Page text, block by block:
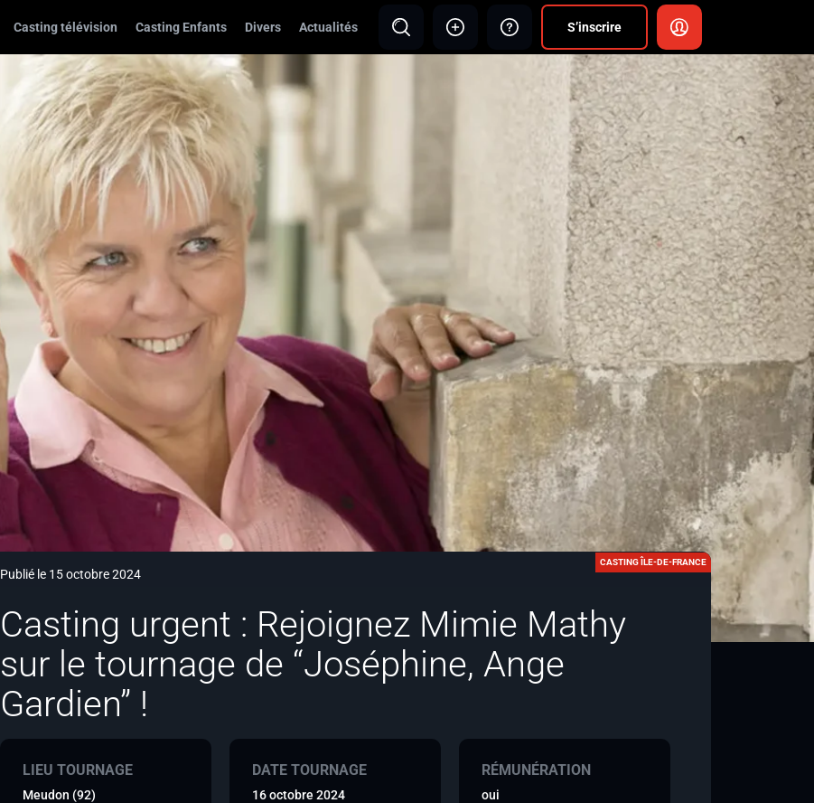
Casting télévision Casting Enfants Divers Actualités S’inscrire
Publié le 15 octobre 2024
CASTING ÎLE-DE-FRANCE
Casting urgent : Rejoignez Mimie Mathy
sur le tournage de “Joséphine, Ange
Gardien” !
LIEU TOURNAGE
Meudon (92)
DATE TOURNAGE
16 octobre 2024
RÉMUNÉRATION
oui